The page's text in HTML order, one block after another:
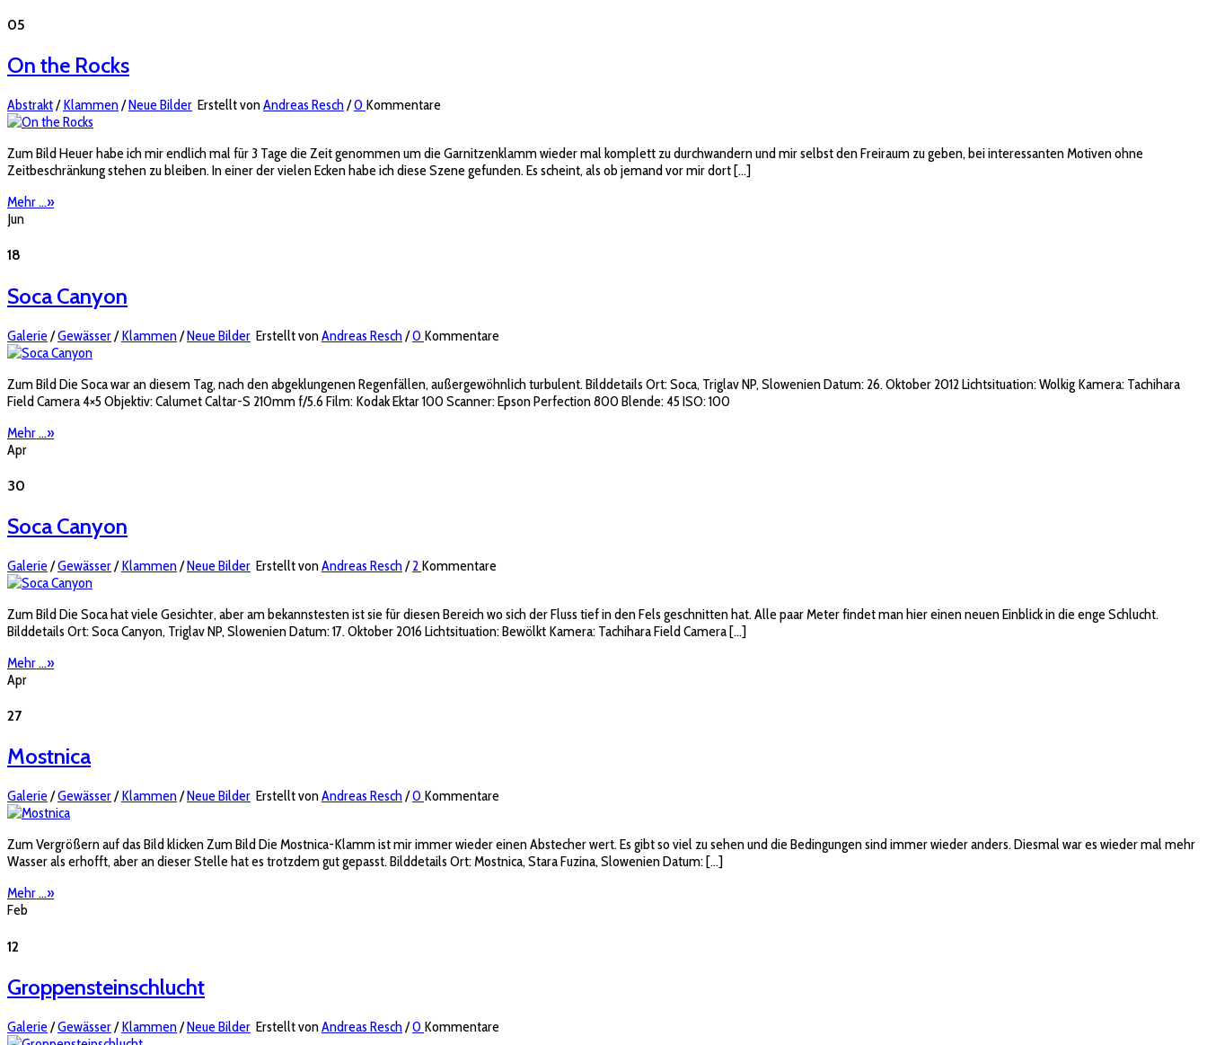
05
On the Rocks
Abstrakt/Klammen/Neue Bilder Erstellt vonAndreas Resch/0 Kommentare
Zum Bild Heuer habe ich mir endlich mal für 3 Tage die Zeit genommen um die Garnitzenklamm wieder mal komplett zu durchwandern und mir selbst den Freiraum zu geben, bei interessanten Motiven ohne
Zeitbeschränkung stehen zu bleiben. In einer der vielen Ecken habe ich diese Szene gefunden. Es scheint, als ob jemand vor mir dort […]
Mehr ...»
Jun
18
Soca Canyon
Galerie /Gewässer/Klammen/Neue Bilder Erstellt vonAndreas Resch/0 Kommentare
Zum Bild Die Soca war an diesem Tag, nach den abgeklungenen Regenfällen, außergewöhnlich turbulent. Bilddetails Ort: Soca, Triglav NP, Slowenien Datum: 26. Oktober 2012 Lichtsituation: Wolkig Kamera: Tachihara
Field Camera 4×5 Objektiv: Calumet Caltar-S 210mm f/5.6 Film: Kodak Ektar 100 Scanner: Epson Perfection 800 Blende: 45 ISO: 100
Mehr ...»
Apr
30
Soca Canyon
Galerie /Gewässer/Klammen/Neue Bilder Erstellt vonAndreas Resch/2 Kommentare
Zum Bild Die Soca hat viele Gesichter, aber am bekannstesten ist sie für diesen Bereich wo sich der Fluss tief in den Fels geschnitten hat. Alle paar Meter findet man hier einen neuen Einblick in die enge Schlucht.
Bilddetails Ort: Soca Canyon, Triglav NP, Slowenien Datum: 17. Oktober 2016 Lichtsituation: Bewölkt Kamera: Tachihara Field Camera […]
Mehr ...»
Apr
27
Mostnica
Galerie /Gewässer/Klammen/Neue Bilder Erstellt vonAndreas Resch/0 Kommentare
Zum Vergrößern auf das Bild klicken Zum Bild Die Mostnica-Klamm ist mir immer wieder einen Abstecher wert. Es gibt so viel zu sehen und die Bedingungen sind immer wieder anders. Diesmal war es wieder mal mehr
Wasser als erhofft, aber an dieser Stelle hat es trotzdem gut gepasst. Bilddetails Ort: Mostnica, Stara Fuzina, Slowenien Datum: […]
Mehr ...»
Feb
12
Groppensteinschlucht
Galerie /Gewässer/Klammen/Neue Bilder Erstellt vonAndreas Resch/0 Kommentare